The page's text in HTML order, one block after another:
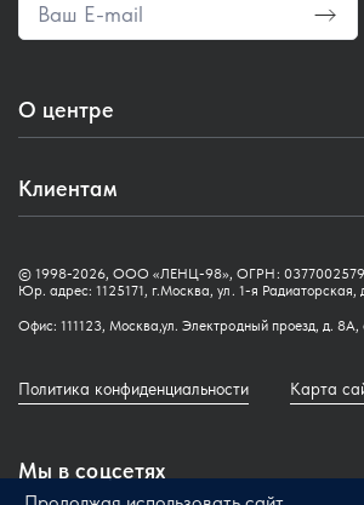
Контакты
О центре
Сведения об образовательной
Журнал
Новости
Клиентам
Обучающая платформа
Трудоустройство
Помощь
© 1998-2026, ООО «ЛЕНЦ-98», ОГРН:
Юр. адрес: 1125171, г.Москва, ул. 1-я Радиаторская,
Офис: 111123, Москва,ул. Электродный проезд, д. 8А,
Политика конфиденциальности Карта
Мы в соцсетях